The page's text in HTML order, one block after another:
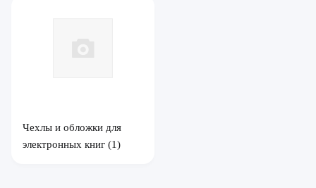
Чехлы и обложки для
электронных книг (1)